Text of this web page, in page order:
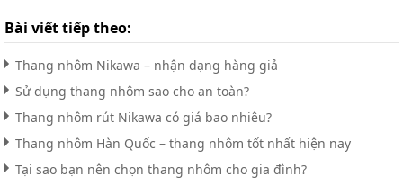
Bài viết tiếp theo:
Thang nhôm Nikawa – nhận dạng hàng giả
Sử dụng thang nhôm sao cho an toàn?
Thang nhôm rút Nikawa có giá bao nhiêu?
Thang nhôm Hàn Quốc – thang nhôm tốt nhất hiện nay
Tại sao bạn nên chọn thang nhôm cho gia đình?